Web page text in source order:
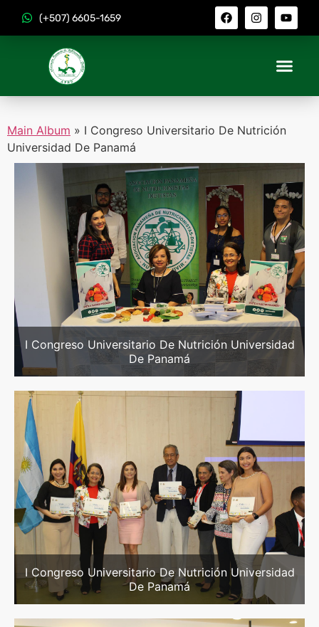
(+507) 6605-1659
Main Album » I Congreso Universitario De Nutrición
Universidad De Panamá
I Congreso Universitario De Nutrición Universidad
De Panamá
I Congreso Universitario De Nutrición Universidad
De Panamá